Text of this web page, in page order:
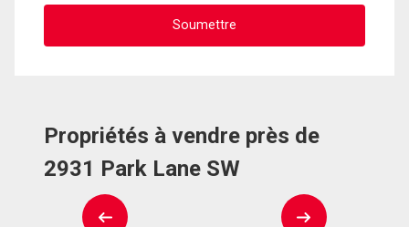
Propriétés à vendre près de
2931 Park Lane SW